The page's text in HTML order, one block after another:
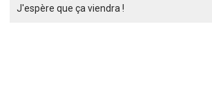
J'espère que ça viendra !